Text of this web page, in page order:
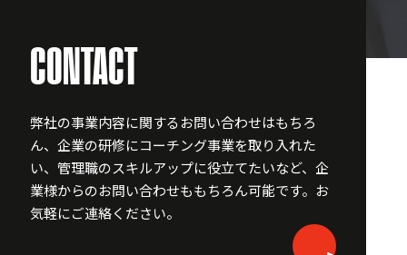
CONTACT
弊社の事業内容に関するお問い合わせはもちろ
ん、企業の研修にコーチング事業を取り入れた
い、 管理職のスキルアップに役立てたいなど、企
業様からのお問い合わせももちろん可能です。 お
気軽にご連絡ください。